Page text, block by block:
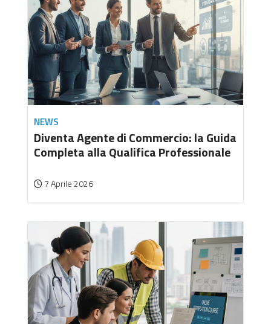
NEWS
Diventa Agente di Commercio: la Guida
Completa alla Qualifica Professionale
7 Aprile 2026